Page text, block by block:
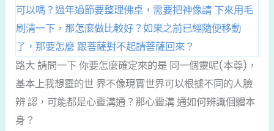
可以嗎？過年過節要整理佛桌，需要把神像請 下來用毛
刷清一下，那怎麼做比較好？如果之前已經隨便移動
了，那要怎麼 跟菩薩對不起請菩薩回來？
路大 請問一下 你要怎麼確定來的是 同一個靈呢(本尊)，
基本上我想靈的世 界不像現實世界可以根據不同的⼈臉
辨 認，可能都是心靈溝通？那心靈溝 通如何辨識個體本
身？